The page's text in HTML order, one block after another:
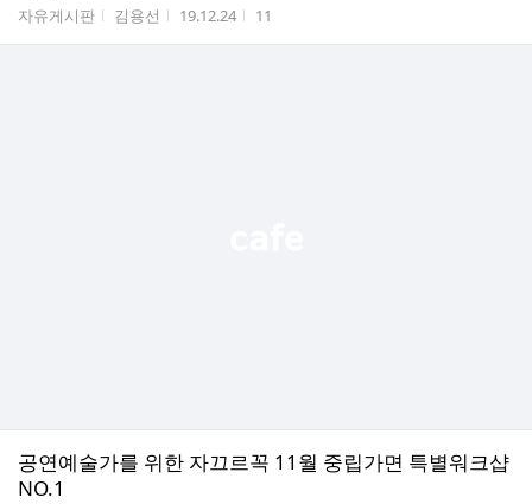
게시판명
자유게시판 작성자
김용선 작성시간
19.12.24 조회수
11
공연예술가를 위한 자끄르꼭 11월 중립가면 특별워크샵
NO.1